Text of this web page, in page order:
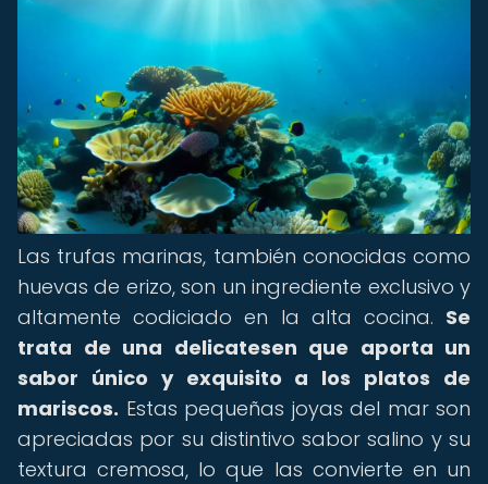
Las trufas marinas, también conocidas como
huevas de erizo, son un ingrediente exclusivo y
altamente codiciado en la alta cocina. Se
trata de una delicatesen que aporta un
sabor único y exquisito a los platos de
mariscos. Estas pequeñas joyas del mar son
apreciadas por su distintivo sabor salino y su
textura cremosa, lo que las convierte en un